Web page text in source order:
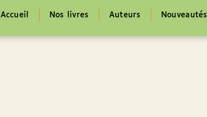
Accueil Nos livres Auteurs Nouveautés